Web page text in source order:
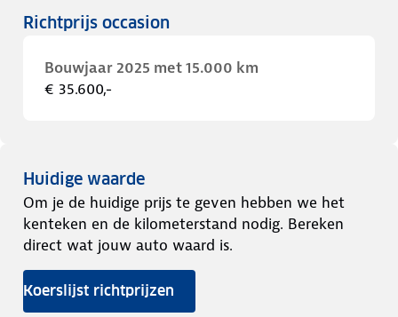
Richtprijs occasion
Bouwjaar 2025 met 15.000 km
€ 35.600,-
Huidige waarde
Om je de huidige prijs te geven hebben we het
kenteken en de kilometerstand nodig. Bereken
direct wat jouw auto waard is.
Koerslijst richtprijzen